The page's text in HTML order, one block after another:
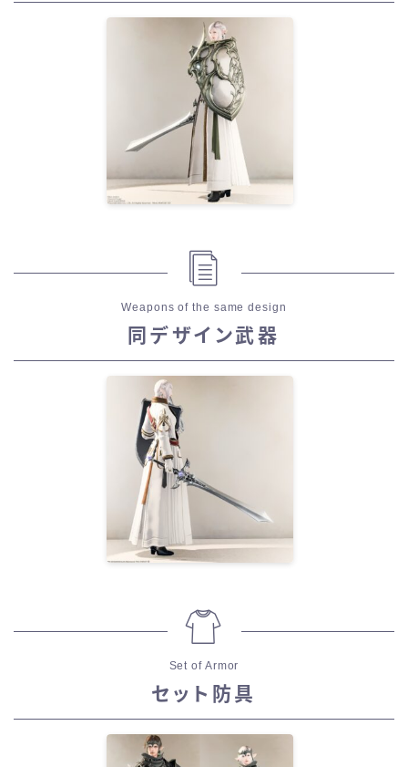
Weapons of the same design
同デザイン武器
Set of Armor
セット防具